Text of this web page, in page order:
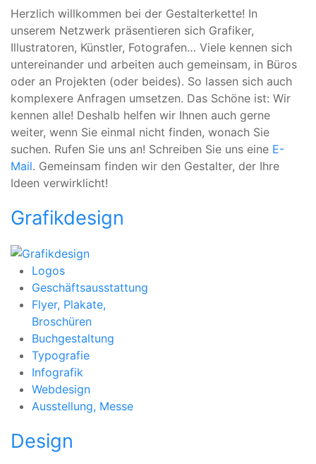
Herzlich willkommen bei der Gestalterkette! In
unserem Netzwerk präsentieren sich Grafiker,
Illustratoren, Künstler, Fotografen… Viele kennen sich
untereinander und arbeiten auch gemeinsam, in Büros
oder an Projekten (oder beides). So lassen sich auch
komplexere Anfragen umsetzen. Das Schöne ist: Wir
kennen alle! Deshalb helfen wir Ihnen auch gerne
weiter, wenn Sie einmal nicht finden, wonach Sie
suchen. Rufen Sie uns an! Schreiben Sie uns eine E-
Mail. Gemeinsam finden wir den Gestalter, der Ihre
Ideen verwirklicht!
Grafikdesign
Logos
Geschäftsausstattung
Flyer, Plakate,
Broschüren
Buchgestaltung
Typografie
Infografik
Webdesign
Ausstellung, Messe
Design